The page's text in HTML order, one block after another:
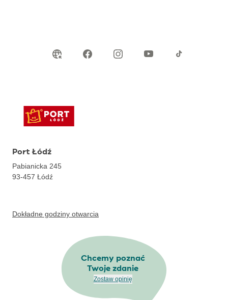
Port Łódź
Pabianicka 245
93-457 Łódź
Dokładne godziny otwarcia
Chcemy poznać
Twoje zdanie
Zostaw opinię